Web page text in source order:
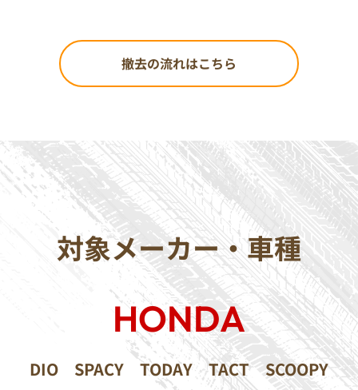
撤去の流れはこちら
対象メーカー・車種
HONDA
DIO SPACY TODAY TACT
SCOOPY